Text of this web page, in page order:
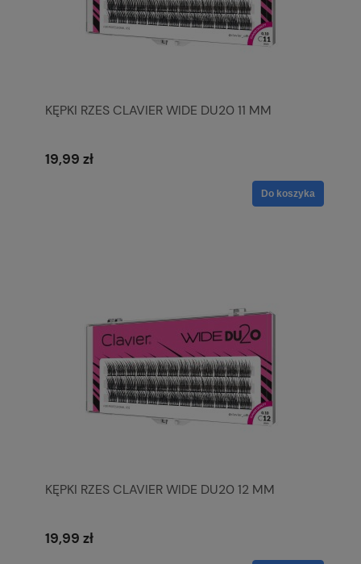
KĘPKI RZES CLAVIER WIDE DU20 11 MM
19,99 zł
Do koszyka
KĘPKI RZES CLAVIER WIDE DU20 12 MM
19,99 zł